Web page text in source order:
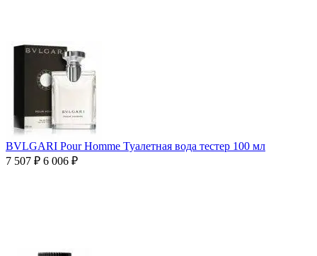
BVLGARI Pour Homme Туалетная вода тестер 100 мл
7 507 ₽ 6 006 ₽